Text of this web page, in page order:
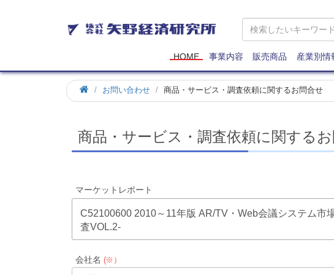
矢
野
研
究
所
HOME 事業内容 販売商品 産業別情
お問い合わせ 商品・サービス・調査依頼に関するお問合せ
商品・サービス・調査依頼に関する
マーケットレポート
C52100600 2010～11年版 AR/TV・Web会議システム市
査VOL.2-
会社名 (※）